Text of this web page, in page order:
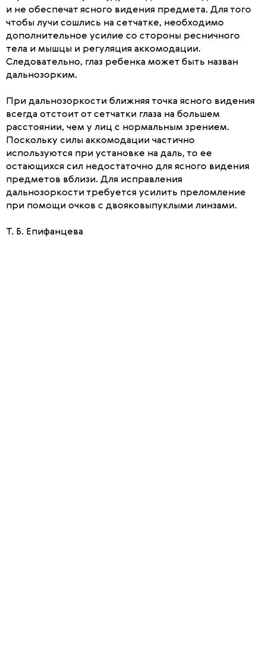
и не обеспечат ясного видения предмета. Для того
чтобы лучи сошлись на сетчатке, необходимо
дополнительное усилие со стороны ресничного
тела и мышцы и регуляция аккомодации.
Следовательно, глаз ребенка может быть назван
дальнозорким.
При дальнозоркости ближняя точка ясного видения
всегда отстоит от сетчатки глаза на большем
расстоянии, чем у лиц с нормальным зрением.
Поскольку силы аккомодации частично
используются при установке на даль, то ее
остающихся сил недостаточно для ясного видения
предметов вблизи. Для исправления
дальнозоркости требуется усилить преломление
при помощи очков с двояковыпуклыми линзами.
Т. Б. Епифанцева